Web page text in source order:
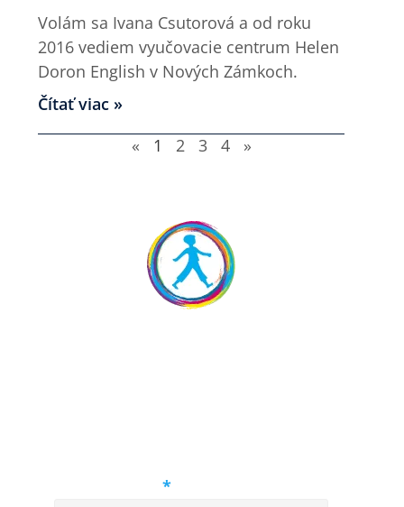
Volám sa Ivana Csutorová a od roku
2016 vediem vyučovacie centrum Helen
Doron English v Nových Zámkoch.
Čítať viac »
«
1 2 3 4 »
*